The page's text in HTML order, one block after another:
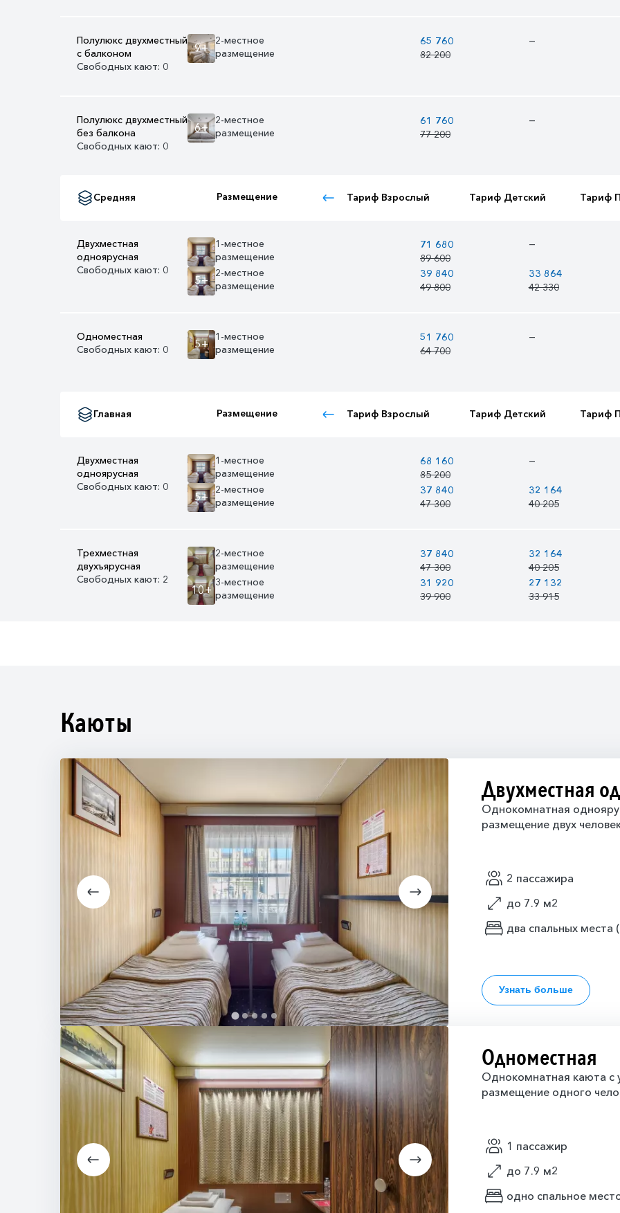
Полулюкс двухместный
с балконом
Свободных кают: 0
9+
2-местное
размещение
65 760
82 200
—
Полулюкс двухместный
без балкона
Свободных кают: 0
6+
2-местное
размещение
61 760
77 200
—
Средняя Размещение Тариф Взрослый Тариф Детский Тариф
Двухместная
одноярусная
Свободных кают: 0
1-местное
размещение
71 680
89 600
—
5+
2-местное
размещение
39 840
49 800
33 864
42 330
Одноместная
Свободных кают: 0
5+
1-местное
размещение
51 760
64 700
—
Главная Размещение Тариф Взрослый Тариф Детский Тариф
Двухместная
одноярусная
Свободных кают: 0
1-местное
размещение
68 160
85 200
—
5+
2-местное
размещение
37 840
47 300
32 164
40 205
Трехместная
двухъярусная
Свободных кают: 2
2-местное
размещение
37 840
47 300
32 164
40 205
10+
3-местное
размещение
31 920
39 900
27 132
33 915
Каюты
Двухместная
Однокомнатная
размещение двух
2 пассажира
до 7.9 м2
два спальных места
Узнать больше
Одноместная
Однокомнатная каюта с
размещение одного
1 пассажир
до 7.9 м2
одно спальное